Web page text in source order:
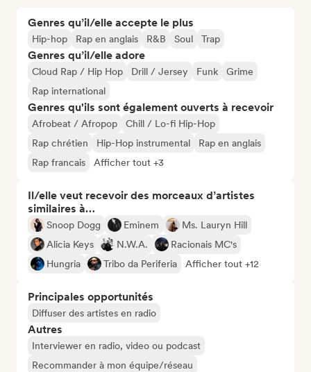
Genres qu’il/elle accepte le plus
Hip-hop Rap en anglais R&B Soul Trap
Genres qu’il/elle adore
Cloud Rap / Hip Hop Drill / Jersey Funk
Grime
Rap international
Genres qu'ils sont également ouverts à recevoir
Afrobeat / Afropop
Chill / Lo-fi Hip-Hop
Rap chrétien
Hip-Hop instrumental
Rap en anglais
Rap francais
Afficher tout +3
Il/elle veut recevoir des morceaux d’artistes
similaires à…
Snoop Dogg Eminem
Ms. Lauryn Hill
Alicia Keys
N.W.A.
Racionais MC's
Hungria
Tribo da Periferia Afficher tout +12
Principales opportunités
Diffuser des artistes en radio
Autres
Interviewer en radio, video ou podcast
Recommander à mon équipe/réseau